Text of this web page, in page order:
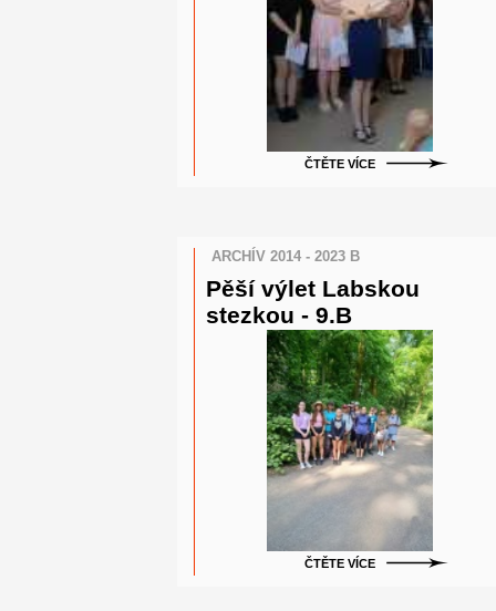
ČTĚTE VÍCE
ARCHÍV 2014 - 2023 B
Pěší výlet Labskou
stezkou - 9.B
ČTĚTE VÍCE